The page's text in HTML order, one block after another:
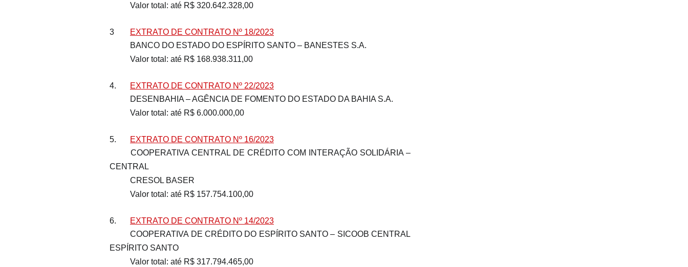
	Valor total: até R$ 320.642.328,00
EXTRATO DE CONTRATO Nº 18/2023
	BANCO DO ESTADO DO ESPÍRITO SANTO – BANESTES S.A.
	Valor total: até R$ 168.938.311,00
EXTRATO DE CONTRATO Nº 22/2023
	DESENBAHIA – AGÊNCIA DE FOMENTO DO ESTADO DA BAHIA S.A.
	Valor total: até R$ 6.000.000,00
EXTRATO DE CONTRATO Nº 16/2023
CENTRAL
	CRESOL BASER
	Valor total: até R$ 157.754.100,00
EXTRATO DE CONTRATO Nº 14/2023
	COOPERATIVA DE CRÉDITO DO ESPÍRITO SANTO – SICOOB CENTRAL
ESPÍRITO SANTO
	Valor total: até R$ 317.794.465,00